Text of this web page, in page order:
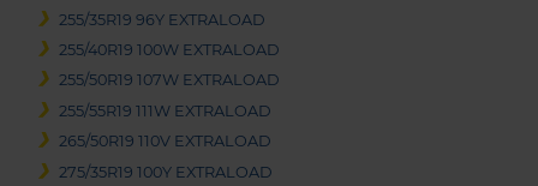
255/35R19 96Y EXTRALOAD
255/40R19 100W EXTRALOAD
255/50R19 107W EXTRALOAD
255/55R19 111W EXTRALOAD
265/50R19 110V EXTRALOAD
275/35R19 100Y EXTRALOAD